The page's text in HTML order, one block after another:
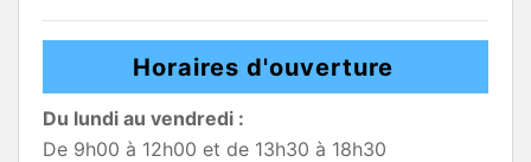
Horaires d'ouverture
Du lundi au vendredi :
De 9h00 à 12h00 et de 13h30 à 18h30